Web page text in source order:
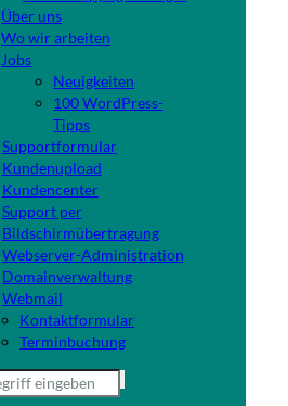
Über uns
Wo wir arbeiten
Jobs
Neuigkeiten
100 WordPress-
Tipps
Supportformular
Kundenupload
Kundencenter
Support per
Bildschirmübertragung
Webserver-Administration
Domainverwaltung
Webmail
Kontaktformular
Terminbuchung